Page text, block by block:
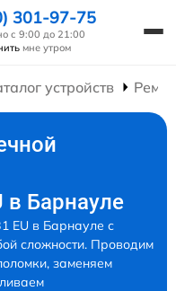
301-97-75
с 9:00 до 21:00
мне утром
устройств
в Барнауле
EU в Барнауле с
сложности. Проводим
заменяем